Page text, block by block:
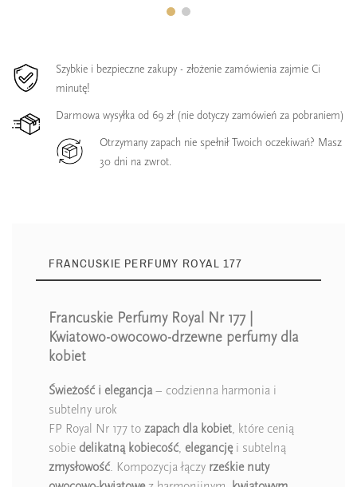
Szybkie i bezpieczne zakupy - złożenie zamówienia zajmie Ci
minutę!
Darmowa wysyłka od 69 zł (nie dotyczy zamówień za pobraniem)
Otrzymany zapach nie spełnił Twoich oczekiwań? Masz
30 dni na zwrot.
FRANCUSKIE PERFUMY ROYAL 177
Francuskie Perfumy Royal Nr 177 |
Kwiatowo-owocowo-drzewne perfumy dla
kobiet
Świeżość i elegancja – codzienna harmonia i
subtelny urok
FP Royal Nr 177 to zapach dla kobiet, które cenią
sobie delikatną kobiecość, elegancjęi subtelną
zmysłowość. Kompozycja łączy rześkie nuty